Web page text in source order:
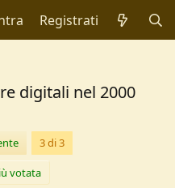
Registrati
digitali nel 2000
3 di 3
votata